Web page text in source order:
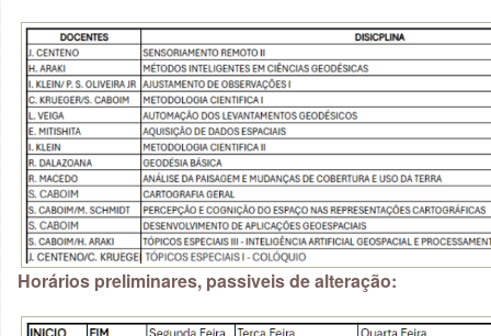
Horários preliminares, passiveis de alteração: